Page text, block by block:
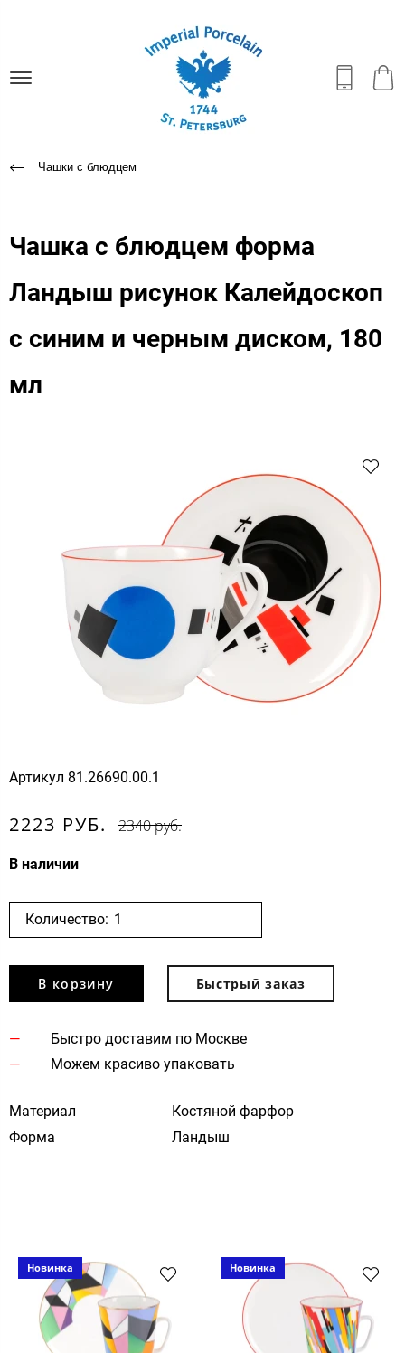
Чашки с блюдцем
Чашка с блюдцем форма
Ландыш рисунок Калейдоскоп
с синим и черным диском, 180
мл
Артикул 81.26690.00.1
2223 РУБ. 2340 руб.
В наличии
Количество:
В корзину Быстрый заказ
Быстро доставим по Москве
Можем красиво упаковать
Материал
Костяной фарфор
Форма
Ландыш
Новинка Новинка